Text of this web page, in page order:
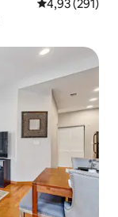
Évaluation
4,93 (291)